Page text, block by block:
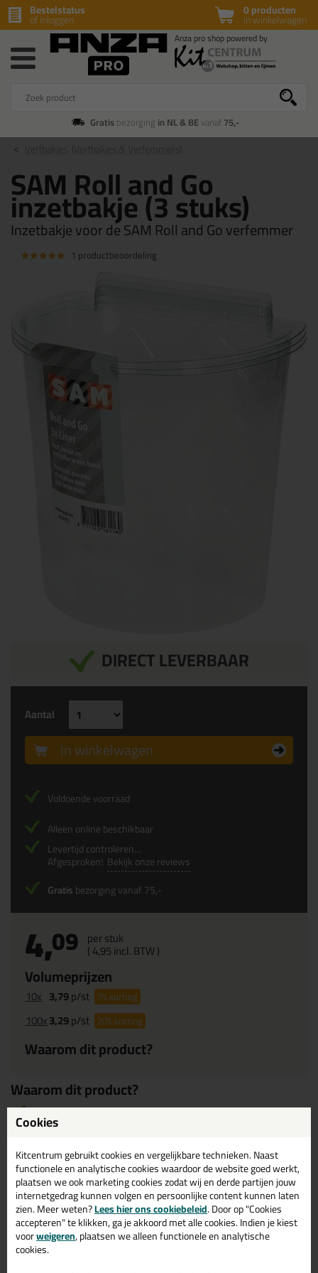
0 producten
in winkelwagen
Bestelstatus
of inloggen
Gratisbezorging in NL & BEvanaf75,-
Verfbakjes (Verfbakjes & Verfemmers)
SAM Roll and Go
inzetbakje (3 stuks)
Inzetbakje voor de SAM Roll and Go verfemmer
1 productbeoordeling
DIRECT LEVERBAAR
4,09 per stuk
(4,95incl. BTW )
Volumeprijzen
10x 3,79p/st 7%korting
100x3,29p/st 20%korting
Waarom dit product?
Aantal
In winkelwagen
Voldoende voorraad
Alleen online beschikbaar
Levertijd controleren...
Afgesproken! Bekijk onze reviews
Gratisbezorging vanaf 75,-
Waarom dit product?
Met5 sterrenbeoordeeld
Makkelijk wisselen van verf
Past perfect op Roll and Go verfemmer
Roll and Go verfemmer niet inbegrepen
Omschrijving Reviews (1)
SAM Roll and Go inzetbakje
Cookies
Kitcentrum gebruikt cookies en vergelijkbare technieken. Naast
functionele en analytische cookies waardoor de website goed werkt,
plaatsen we ook marketing cookies zodat wij en derde partijen jouw
internetgedrag kunnen volgen en persoonlijke content kunnen laten
zien. Meer weten?Lees hier ons cookiebeleid. Door op "Cookies
accepteren" te klikken, ga je akkoord met alle cookies. Indien je kiest
voorweigeren, plaatsen we alleen functionele en analytische
cookies.